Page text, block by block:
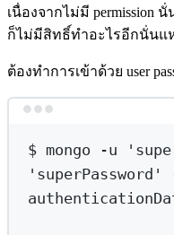
เนื่องจากไม่มี permission
ก็ไม่มีสิทธิ์ทำอะไรอีกนั่นแ
ต้องทำการเข้าด้วย user
$ mongo -u
'superPassword'